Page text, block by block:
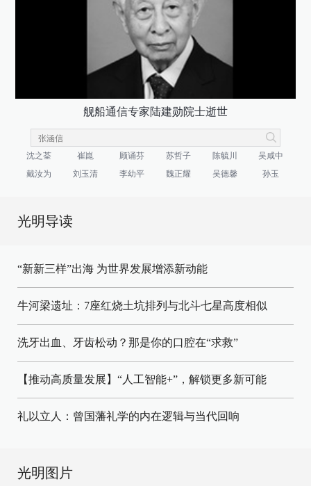
舰船通信专家陆建勋院士逝世
沈之荃 崔崑 顾诵芬 苏哲子 陈毓川
吴咸中
戴汝为
刘玉清 李幼平 魏正耀 吴德馨 孙玉
光明导读
“新新三样”出海 为世界发展增添新动能
牛河梁遗址：7座红烧土坑排列与北斗七星高度相似
洗牙出血、牙齿松动？那是你的口腔在“求救”
【推动高质量发展】“人工智能+”，解锁更多新可能
礼以立人：曾国藩礼学的内在逻辑与当代回响
光明图片